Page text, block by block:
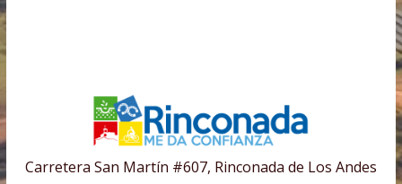
Carretera San Martín #607, Rinconada de Los Andes